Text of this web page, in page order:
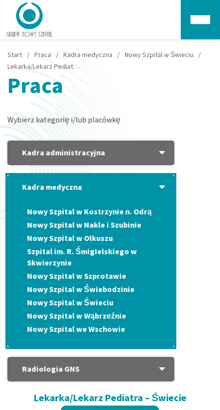
Start / Praca / Kadra medyczna / Nowy Szpital w Świeciu /
Lekarka/Lekarz Pediatra - Świecie
Praca
Wybierz kategorię i/lub placówkę
Kadra administracyjna
Kadra medyczna
Nowy Szpital w Kostrzynie n. Odrą
Nowy Szpital w Nakle i Szubinie
Nowy Szpital w Olkuszu
Szpital im. R. Śmigielskiego w
Skwierzynie
Nowy Szpital w Szprotawie
Nowy Szpital w Świebodzinie
Nowy Szpital w Świeciu
Nowy Szpital w Wąbrzeźnie
Nowy Szpital we Wschowie
Radiologia GNS
Lekarka/Lekarz Pediatra – Świecie